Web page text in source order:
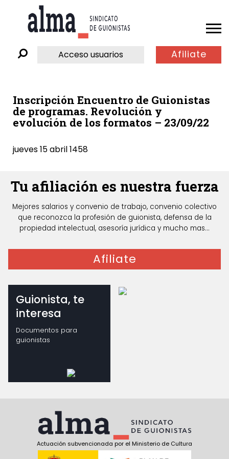
Acceso usuarios Afiliate
Inscripción Encuentro de Guionistas
de programas. Revolución y
evolución de los formatos – 23/09/22
jueves 15 abril 1458
Tu afiliación es nuestra fuerza
Mejores salarios y convenio de trabajo, convenio colectivo
que reconozca la profesión de guionista, defensa de la
propiedad intelectual, asesoría jurídica y mucho mas...
Afiliate
Guionista, te
interesa
Documentos para
guionistas
Actuación subvencionada por el Ministerio de Cultura